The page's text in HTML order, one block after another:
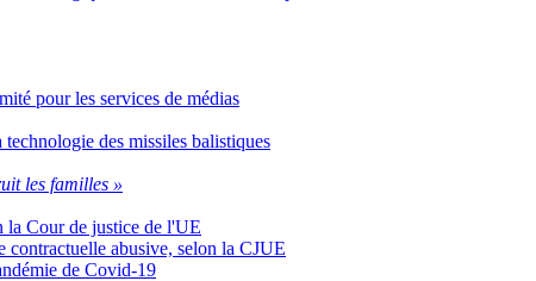
pour les services de médias
des missiles balistiques
les familles »
la Cour de justice de l'UE
contractuelle abusive, selon la CJUE
de Covid-19